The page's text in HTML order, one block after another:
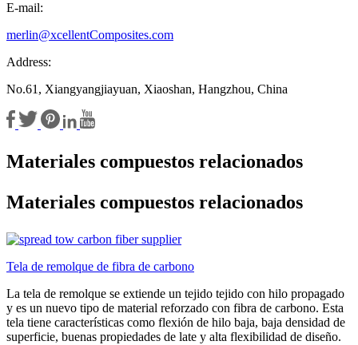
E-mail:
merlin@xcellentComposites.com
Address:
No.61, Xiangyangjiayuan, Xiaoshan, Hangzhou, China
Materiales compuestos relacionados
Materiales compuestos relacionados
Tela de remolque de fibra de carbono
La tela de remolque se extiende un tejido tejido con hilo propagado
y es un nuevo tipo de material reforzado con fibra de carbono. Esta
tela tiene características como flexión de hilo baja, baja densidad de
superficie, buenas propiedades de late y alta flexibilidad de diseño.